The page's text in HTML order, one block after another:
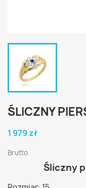
ŚLICZNY
1 979 zł
Brutto
Śliczny